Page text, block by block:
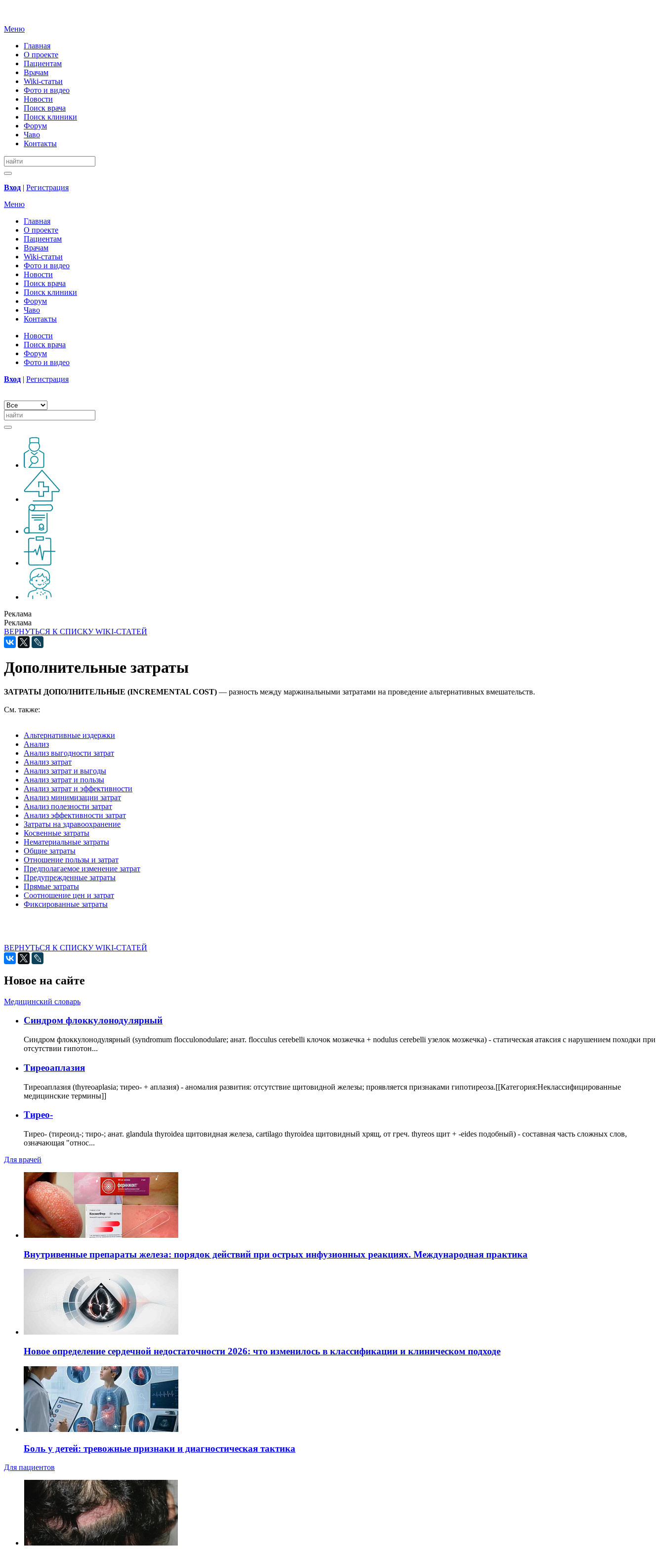
Меню
Главная
О проекте
Пациентам
Врачам
Wiki-статьи
Фото и видео
Новости
Поиск врача
Поиск клиники
Форум
Чаво
Контакты
Вход | Регистрация
Меню
Главная
О проекте
Пациентам
Врачам
Wiki-статьи
Фото и видео
Новости
Поиск врача
Поиск клиники
Форум
Чаво
Контакты
Новости
Поиск врача
Форум
Фото и видео
Вход | Регистрация
Реклама
Реклама
ВЕРНУТЬСЯ К СПИСКУ WIKI-СТАТЕЙ
Дополнительные затраты
ЗАТРАТЫ ДОПОЛНИТЕЛЬНЫЕ (INCREMENTAL COST) — разность между маржинальными затратами на проведение альтернативных вмешательств.
См. также:
Альтернативные издержки
Анализ
Анализ выгодности затрат
Анализ затрат
Анализ затрат и выгоды
Анализ затрат и пользы
Анализ затрат и эффективности
Анализ минимизации затрат
Анализ полезности затрат
Анализ эффективности затрат
Затраты на здравоохранение
Косвенные затраты
Нематериальные затраты
Общие затраты
Отношение пользы и затрат
Предполагаемое изменение затрат
Предупрежденные затраты
Прямые затраты
Соотношение цен и затрат
Фиксированные затраты
ВЕРНУТЬСЯ К СПИСКУ WIKI-СТАТЕЙ
Новое на сайте
Медицинский словарь
Cиндром флоккулонодулярный
Синдром флоккулонодулярный (syndromum flocculonodulare; анат. flocculus cerebelli клочок мозжечка + nodulus cerebelli узелок мозжечка) - статическая атаксия с нарушением походки при
отсутствии гипотон...
Тиреоаплазия
Тиреоаплазия (thyreoaplasia; тирео- + аплазия) - аномалия развития: отсутствие щитовидной железы; проявляется признаками гипотиреоза.[[Категория:Неклассифицированные
медицинские термины]]
Тирео-
Тирео- (тиреоид-; тиро-; анат. glandula thyroidea щитовидная железа, cartilago thyroidea щитовидный хрящ, от греч. thyreos щит + -eides подобный) - составная часть сложных слов,
означающая "относ...
Для врачей
Внутривенные препараты железа: порядок действий при острых инфузионных реакциях. Международная практика
Новое определение сердечной недостаточности 2026: что изменилось в классификации и клиническом подходе
Боль у детей: тревожные признаки и диагностическая тактика
Для пациентов